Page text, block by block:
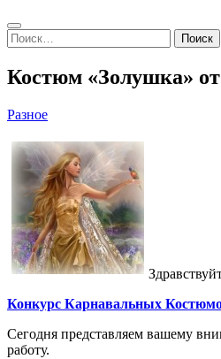
Search
Найти:
Костюм «Золушка»
Разное
Конкурс Карнавальных
Сегодня представляем вашему
работу.